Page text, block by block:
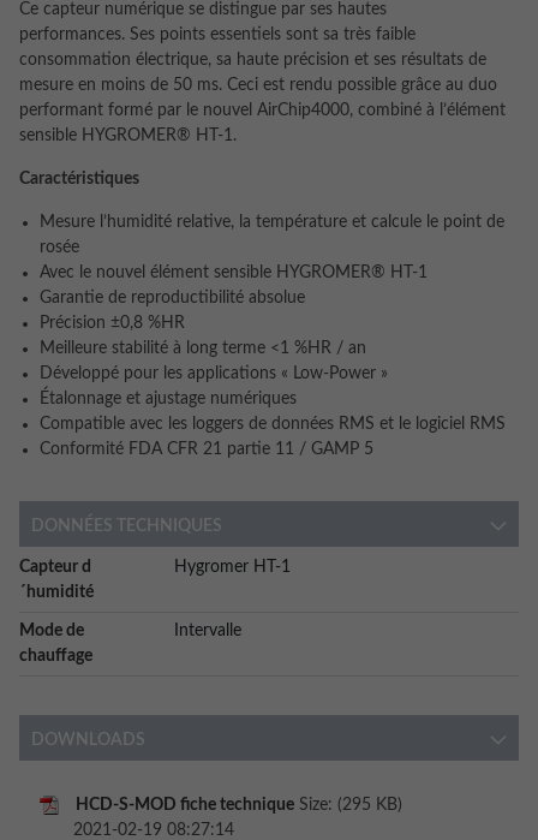
Ce capteur numérique se distingue par ses hautes
performances. Ses points essentiels sont sa très faible
consommation électrique, sa haute précision et ses résultats de
mesure en moins de 50 ms. Ceci est rendu possible grâce au duo
performant formé par le nouvel AirChip4000, combiné à l’élément
sensible HYGROMER® HT-1.
Caractéristiques
Mesure l’humidité relative, la température et calcule le point de
rosée
Avec le nouvel élément sensible HYGROMER® HT-1
Garantie de reproductibilité absolue
Précision ±0,8 %HR
Meilleure stabilité à long terme <1 %HR / an
Développé pour les applications « Low-Power »
Étalonnage et ajustage numériques
Compatible avec les loggers de données RMS et le logiciel RMS
Conformité FDA CFR 21 partie 11 / GAMP 5
DONNÉES TECHNIQUES
More
Information
Capteur d
´humidité
Hygromer HT-1
Mode de
chauffage
Intervalle
DOWNLOADS
HCD-S-MOD fiche technique Size: (295 KB)
2021-02-19 08:27:14